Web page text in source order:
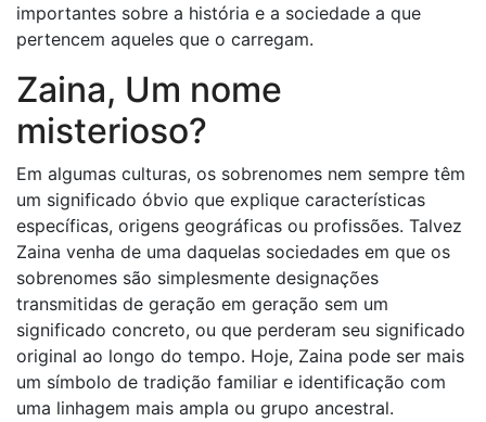
importantes sobre a história e a sociedade a que
pertencem aqueles que o carregam.
Zaina, Um nome
misterioso?
Em algumas culturas, os sobrenomes nem sempre têm
um significado óbvio que explique características
específicas, origens geográficas ou profissões. Talvez
Zaina venha de uma daquelas sociedades em que os
sobrenomes são simplesmente designações
transmitidas de geração em geração sem um
significado concreto, ou que perderam seu significado
original ao longo do tempo. Hoje, Zaina pode ser mais
um símbolo de tradição familiar e identificação com
uma linhagem mais ampla ou grupo ancestral.